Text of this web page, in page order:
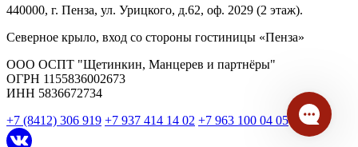
440000, г. Пенза, ул. Урицкого, д.62, оф. 2029 (2 этаж).
Северное крыло, вход со стороны гостиницы «Пенза»
ООО ОСПТ "Щетинкин, Манцерев и партнёры"
ОГРН 1155836002673
ИНН 5836672734
+7 (8412) 306 919 +7 937 414 14 02 +7 963 100 04 05